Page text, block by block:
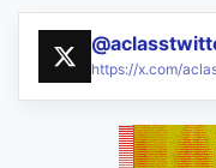
https://x.com/